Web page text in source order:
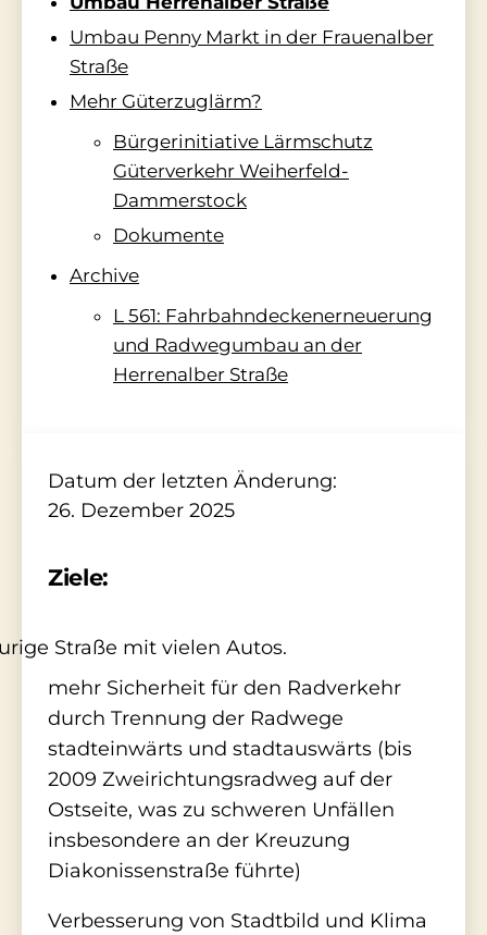
Umbau Penny Markt in der Frauenalber
Straße
Mehr Güterzuglärm?
Bürgerinitiative Lärmschutz
Güterverkehr Weiherfeld-
Dammerstock
Dokumente
Archive
L 561: Fahrbahndeckenerneuerung
und Radwegumbau an der
Herrenalber Straße
Datum der letzten Änderung:
26. Dezember 2025
Ziele:
mehr Sicherheit für den Radverkehr
durch Trennung der Radwege
stadteinwärts und stadtauswärts (bis
2009 Zweirichtungsradweg auf der
Ostseite, was zu schweren Unfällen
insbesondere an der Kreuzung
Diakonissenstraße führte)
Verbesserung von Stadtbild und Klima